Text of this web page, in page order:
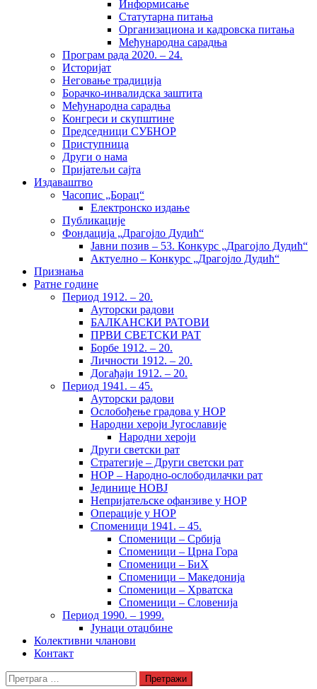
Информисање
Статутарна питања
Организациона и кадровска питања
Међународна сарадња
Програм рада 2020. – 24.
Историјат
Неговање традиција
Борачко-инвалидска заштита
Међународна сарадња
Конгреси и скупштине
Председници СУБНОР
Приступница
Други о нама
Пријатељи сајта
Издаваштво
Часопис „Борац“
Електронско издање
Публикације
Фондација „Драгојло Дудић“
Јавни позив – 53. Конкурс „Драгојло Дудић“
Актуелно – Конкурс „Драгојло Дудић“
Признања
Ратне године
Период 1912. – 20.
Ауторски радови
БАЛКАНСКИ РАТОВИ
ПРВИ СВЕТСКИ РАТ
Борбе 1912. – 20.
Личности 1912. – 20.
Догађаји 1912. – 20.
Период 1941. – 45.
Ауторски радови
Ослобођење градова у НОР
Народни хероји Југославије
Народни хероји
Други светски рат
Стратегије – Други светски рат
НОР – Народно-ослободилачки рат
Јединице НОВЈ
Непријатељске офанзиве у НОР
Операције у НОР
Споменици 1941. – 45.
Споменици – Србија
Споменици – Црна Гора
Споменици – БиХ
Споменици – Македонија
Споменици – Хрватска
Споменици – Словенија
Период 1990. – 1999.
Јунаци отаџбине
Колективни чланови
Контакт
Претрага